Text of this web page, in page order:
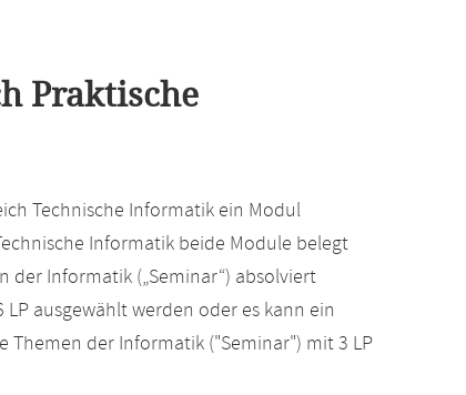
Praktische
Technische Informatik ein Modul
Informatik beide Module belegt
der Informatik („Seminar“) absolviert
ausgewählt werden oder es kann ein
Themen der Informatik ("Seminar") mit 3 LP